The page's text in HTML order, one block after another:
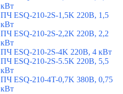
кВт
ПЧ ESQ-210-2S-1,5K 220В, 1,5
кВт
ПЧ ESQ-210-2S-2,2K 220В, 2,2
кВт
ПЧ ESQ-210-2S-4K 220В, 4 кВт
ПЧ ESQ-210-2S-5.5K 220В, 5,5
кВт
ПЧ ESQ-210-4T-0,7K 380В, 0,75
кВт